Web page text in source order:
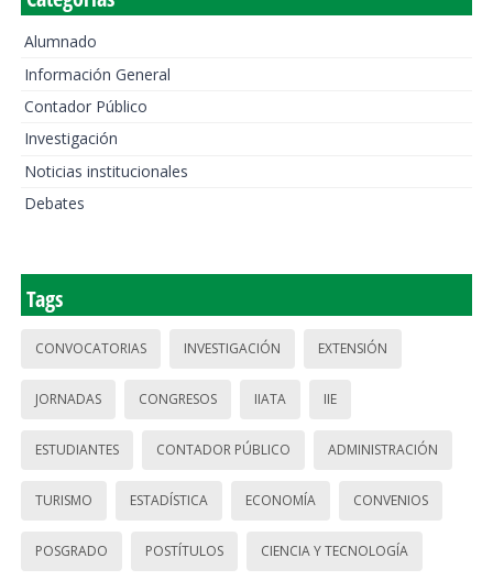
Alumnado
Información General
Contador Público
Investigación
Noticias institucionales
Debates
Tags
CONVOCATORIAS INVESTIGACIÓN EXTENSIÓN
JORNADAS CONGRESOS IIATA IIE
ESTUDIANTES CONTADOR PÚBLICO ADMINISTRACIÓN
TURISMO ESTADÍSTICA ECONOMÍA CONVENIOS
POSGRADO POSTÍTULOS CIENCIA Y TECNOLOGÍA